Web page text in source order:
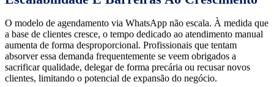
O modelo de agendamento via WhatsApp não escala. À medida que
a base de clientes cresce, o tempo dedicado ao atendimento manual
aumenta de forma desproporcional. Profissionais que tentam
absorver essa demanda frequentemente se veem obrigados a
sacrificar qualidade, delegar de forma precária ou recusar novos
clientes, limitando o potencial de expansão do negócio.